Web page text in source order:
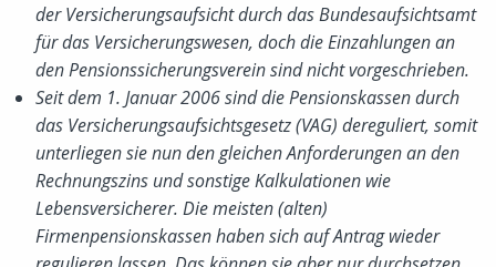
der Versicherungsaufsicht durch das Bundesaufsichtsamt
für das Versicherungswesen, doch die Einzahlungen an
den Pensionssicherungsverein sind nicht vorgeschrieben.
Seit dem 1. Januar 2006 sind die Pensionskassen durch
das Versicherungsaufsichtsgesetz (VAG) dereguliert, somit
unterliegen sie nun den gleichen Anforderungen an den
Rechnungszins und sonstige Kalkulationen wie
Lebensversicherer. Die meisten (alten)
Firmenpensionskassen haben sich auf Antrag wieder